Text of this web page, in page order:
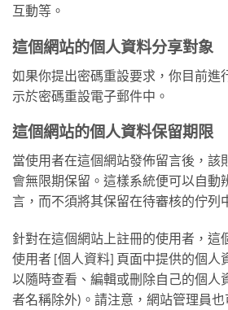
互動等。
這個網站的個人資料分享對象
如果你提出密碼重設要求，你目前進
示於密碼重設電子郵件中。
這個網站的個人資料保留期限
當使用者在這個網站發佈留言後，該
會無限期保留。這樣系統便可以自動
言，而不須將其保留在待審核的佇列
針對在這個網站上註冊的使用者，這
使用者 [個人資料] 頁面中提供的個人
以隨時查看、編輯或刪除自己的個人
者名稱除外)。請注意，網站管理員